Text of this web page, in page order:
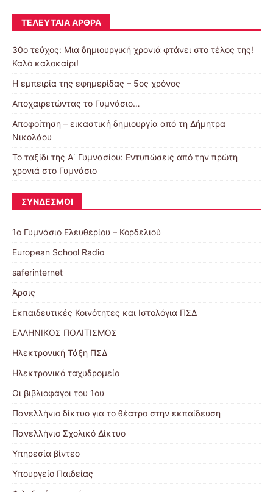
ΤΕΛΕΥΤΑΊΑ ΆΡΘΡΑ
30o τεύχος: Μια δημιουργική χρονιά φτάνει στο τέλος της!
Καλό καλοκαίρι!
Η εμπειρία της εφημερίδας – 5ος χρόνος
Αποχαιρετώντας το Γυμνάσιο…
Αποφοίτηση – εικαστική δημιουργία από τη Δήμητρα
Νικολάου
Το ταξίδι της Α΄ Γυμνασίου: Εντυπώσεις από την πρώτη
χρονιά στο Γυμνάσιο
ΣΎΝΔΕΣΜΟΙ
1ο Γυμνάσιο Ελευθερίου – Κορδελιού
European School Radio
saferinternet
Άρσις
Εκπαιδευτικές Κοινότητες και Ιστολόγια ΠΣΔ
ΕΛΛΗΝΙΚΟΣ ΠΟΛΙΤΙΣΜΟΣ
Ηλεκτρονική Τάξη ΠΣΔ
Ηλεκτρονικό ταχυδρομείο
Οι βιβλιοφάγοι του 1ου
Πανελλήνιο δίκτυο για το θέατρο στην εκπαίδευση
Πανελλήνιο Σχολικό Δίκτυο
Υπηρεσία βίντεο
Υπουργείο Παιδείας